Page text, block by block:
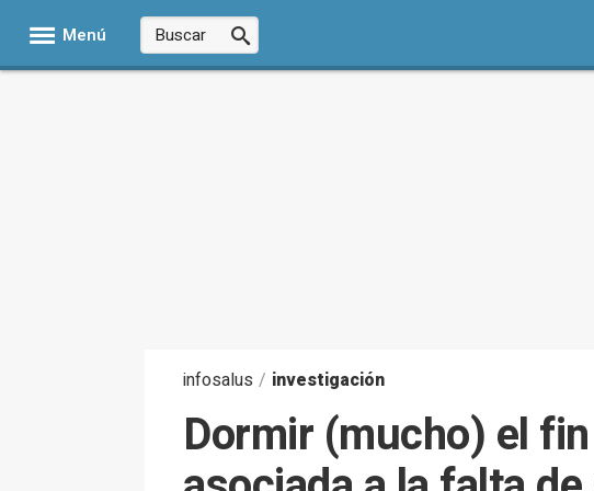
Menú
infosalus / investigación
Dormir (mucho) el